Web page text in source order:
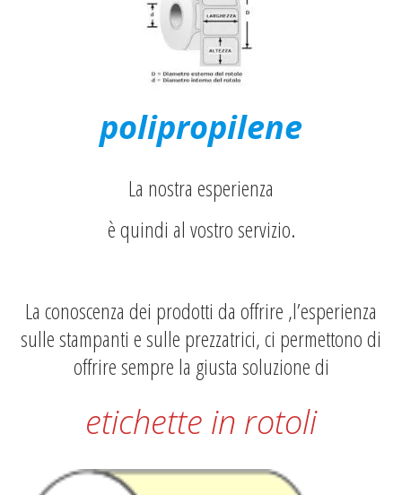
polipropilene
La nostra esperienza
è quindi al vostro servizio.
La conoscenza dei prodotti da offrire ,l’esperienza
sulle stampanti e sulle prezzatrici, ci permettono di
offrire sempre la giusta soluzione di
etichette in rotoli